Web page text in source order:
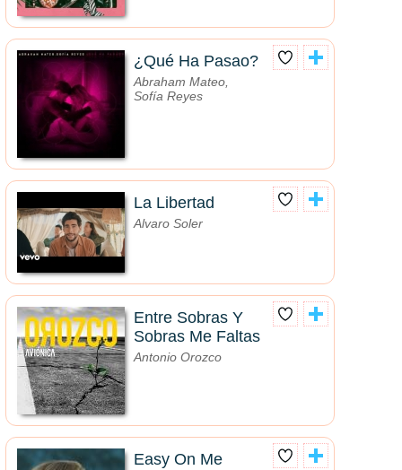
¿Qué Ha Pasao?
Abraham Mateo,
Sofía Reyes
La Libertad
Alvaro Soler
Entre Sobras Y
Sobras Me Faltas
Antonio Orozco
Easy On Me